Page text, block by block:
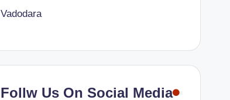
Vadodara
Follw Us On Social Media